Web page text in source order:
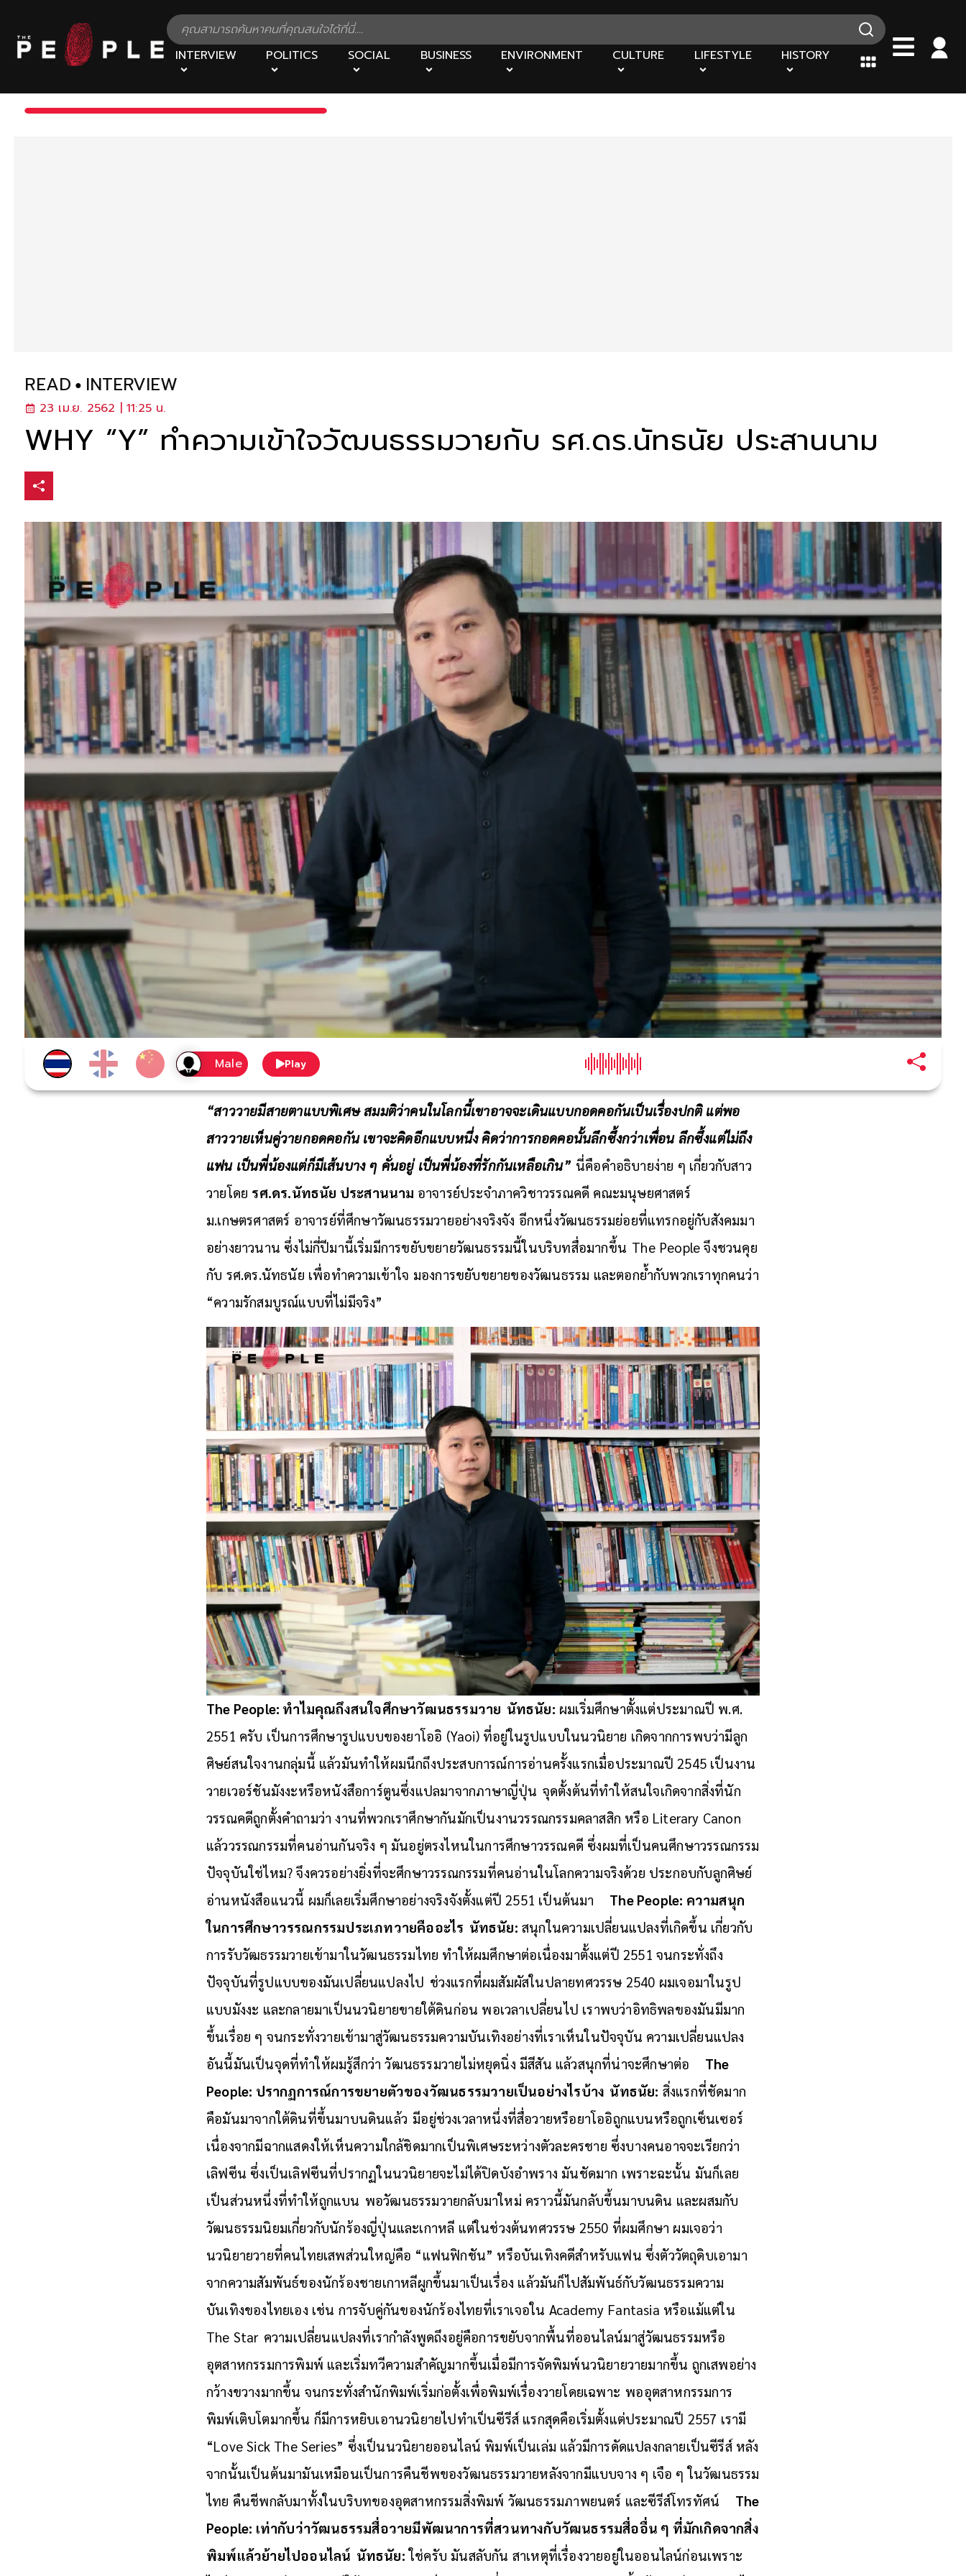
INTERVIEW POLITICS SOCIAL BUSINESS ENVIRONMENT CULTURE LIFESTYLE HISTORY
READ INTERVIEW
23 เม.ย. 2562 | 11:25 น.
WHY “Y” ทำความเข้าใจวัฒนธรรมวายกับ รศ.ดร.นัทธนัย ประสานนาม
Play
“สาววายมีสายตาแบบพิเศษสมมติว่าคนในโลกนี้เขาอาจจะเดินแบบกอดคอกันเป็นเรื่องปกติ แต่พอ
สาววายเห็นคู่วายกอดคอกัน เขาจะคิดอีกแบบหนึ่ง คิดว่าการกอดคอนั้นลึกซึ้งกว่าเพื่อน ลึกซึ้งแต่ไม่ถึง
แฟน เป็นพี่น้องแต่ก็มีเส้นบาง ๆ คั่นอยู่ เป็นพี่น้องที่รักกันเหลือเกิน” นี่คือคำอธิบายง่าย ๆ เกี่ยวกับสาว
วายโดย รศ.ดร.นัทธนัย ประสานนาม อาจารย์ประจำภาควิชาวรรณคดี คณะมนุษยศาสตร์
ม.เกษตรศาสตร์ อาจารย์ที่ศึกษาวัฒนธรรมวายอย่างจริงจัง อีกหนึ่งวัฒนธรรมย่อยที่แทรกอยู่กับสังคมมา
อย่างยาวนาน ซึ่งไม่กี่ปีมานี้เริ่มมีการขยับขยายวัฒนธรรมนี้ในบริบทสื่อมากขึ้น The People จึงชวนคุย
กับ รศ.ดร.นัทธนัย เพื่อทำความเข้าใจ มองการขยับขยายของวัฒนธรรม และตอกย้ำกับพวกเราทุกคนว่า
“ความรักสมบูรณ์แบบที่ไม่มีจริง”
The People: ทำไมคุณถึงสนใจศึกษาวัฒนธรรมวาย นัทธนัย: ผมเริ่มศึกษาตั้งแต่ประมาณปี พ.ศ.
2551 ครับ เป็นการศึกษารูปแบบของยาโออิ (Yaoi) ที่อยู่ในรูปแบบในนวนิยาย เกิดจากการพบว่ามีลูก
ศิษย์สนใจงานกลุ่มนี้ แล้วมันทำให้ผมนึกถึงประสบการณ์การอ่านครั้งแรกเมื่อประมาณปี 2545 เป็นงาน
วายเวอร์ชันมังงะหรือหนังสือการ์ตูนซึ่งแปลมาจากภาษาญี่ปุ่น จุดตั้งต้นที่ทำให้สนใจเกิดจากสิ่งที่นัก
วรรณคดีถูกตั้งคำถามว่า งานที่พวกเราศึกษากันมักเป็นงานวรรณกรรมคลาสสิก หรือ Literary Canon
แล้ววรรณกรรมที่คนอ่านกันจริง ๆ มันอยู่ตรงไหนในการศึกษาวรรณคดี ซึ่งผมที่เป็นคนศึกษาวรรณกรรม
ปัจจุบันใช่ไหม? จึงควรอย่างยิ่งที่จะศึกษาวรรณกรรมที่คนอ่านในโลกความจริงด้วย ประกอบกับลูกศิษย์
อ่านหนังสือแนวนี้ ผมก็เลยเริ่มศึกษาอย่างจริงจังตั้งแต่ปี 2551 เป็นต้นมา
The People: ความสนุก
ในการศึกษาวรรณกรรมประเภทวายคืออะไร นัทธนัย: สนุกในความเปลี่ยนแปลงที่เกิดขึ้น เกี่ยวกับ
การรับวัฒธรรมวายเข้ามาในวัฒนธรรมไทย ทำให้ผมศึกษาต่อเนื่องมาตั้งแต่ปี 2551 จนกระทั่งถึง
ปัจจุบันที่รูปแบบของมันเปลี่ยนแปลงไป ช่วงแรกที่ผมสัมผัสในปลายทศวรรษ 2540 ผมเจอมาในรูป
แบบมังงะ และกลายมาเป็นนวนิยายขายใต้ดินก่อน พอเวลาเปลี่ยนไป เราพบว่าอิทธิพลของมันมีมาก
ขึ้นเรื่อย ๆ จนกระทั่งวายเข้ามาสู่วัฒนธรรมความบันเทิงอย่างที่เราเห็นในปัจจุบัน ความเปลี่ยนแปลง
อันนี้มันเป็นจุดที่ทำให้ผมรู้สึกว่า วัฒนธรรมวายไม่หยุดนิ่ง มีสีสัน แล้วสนุกที่น่าจะศึกษาต่อ
The
People: ปรากฏการณ์การขยายตัวของวัฒนธรรมวายเป็นอย่างไรบ้าง นัทธนัย: สิ่งแรกที่ชัดมาก
คือมันมาจากใต้ดินที่ขึ้นมาบนดินแล้ว มีอยู่ช่วงเวลาหนึ่งที่สื่อวายหรือยาโออิถูกแบนหรือถูกเซ็นเซอร์
เนื่องจากมีฉากแสดงให้เห็นความใกล้ชิดมากเป็นพิเศษระหว่างตัวละครชาย ซึ่งบางคนอาจจะเรียกว่า
เลิฟซีน ซึ่งเป็นเลิฟซีนที่ปรากฏในนวนิยายจะไม่ได้ปิดบังอำพราง มันชัดมาก เพราะฉะนั้น มันก็เลย
เป็นส่วนหนึ่งที่ทำให้ถูกแบน พอวัฒนธรรมวายกลับมาใหม่ คราวนี้มันกลับขึ้นมาบนดิน และผสมกับ
วัฒนธรรมนิยมเกี่ยวกับนักร้องญี่ปุ่นและเกาหลี แต่ในช่วงต้นทศวรรษ 2550 ที่ผมศึกษา ผมเจอว่า
นวนิยายวายที่คนไทยเสพส่วนใหญ่คือ “แฟนฟิกชัน” หรือบันเทิงคดีสำหรับแฟน ซึ่งตัววัตถุดิบเอามา
จากความสัมพันธ์ของนักร้องชายเกาหลีผูกขึ้นมาเป็นเรื่อง แล้วมันก็ไปสัมพันธ์กับวัฒนธรรมความ
บันเทิงของไทยเอง เช่น การจับคู่กันของนักร้องไทยที่เราเจอใน Academy Fantasia หรือแม้แต่ใน
The Star ความเปลี่ยนแปลงที่เรากำลังพูดถึงอยู่คือการขยับจากพื้นที่ออนไลน์มาสู่วัฒนธรรมหรือ
อุตสาหกรรมการพิมพ์ และเริ่มทวีความสำคัญมากขึ้นเมื่อมีการจัดพิมพ์นวนิยายวายมากขึ้น ถูกเสพอย่าง
กว้างขวางมากขึ้น จนกระทั่งสำนักพิมพ์เริ่มก่อตั้งเพื่อพิมพ์เรื่องวายโดยเฉพาะ พออุตสาหกรรมการ
พิมพ์เติบโตมากขึ้น ก็มีการหยิบเอานวนิยายไปทำเป็นซีรีส์ แรกสุดคือเริ่มตั้งแต่ประมาณปี 2557 เรามี
“Love Sick The Series” ซึ่งเป็นนวนิยายออนไลน์ พิมพ์เป็นเล่ม แล้วมีการดัดแปลงกลายเป็นซีรีส์ หลัง
จากนั้นเป็นต้นมามันเหมือนเป็นการคืนชีพของวัฒนธรรมวายหลังจากมีแบบจาง ๆ เจือ ๆ ในวัฒนธรรม
ไทย คืนชีพกลับมาทั้งในบริบทของอุตสาหกรรมสิ่งพิมพ์ วัฒนธรรมภาพยนตร์ และซีรีส์โทรทัศน์
The
People: เท่ากับว่าวัฒนธรรมสื่อวายมีพัฒนาการที่สวนทางกับวัฒนธรรมสื่ออื่น ๆ ที่มักเกิดจากสิ่ง
พิมพ์แล้วย้ายไปออนไลน์ นัทธนัย: ใช่ครับ มันสลับกัน สาเหตุที่เรื่องวายอยู่ในออนไลน์ก่อนเพราะ